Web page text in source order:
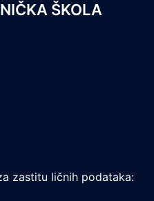
ŠKOLA
zastitu ličnih podataka: